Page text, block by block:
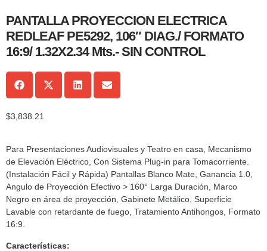
PANTALLA PROYECCION ELECTRICA
REDLEAF PE5292, 106″ DIAG./ FORMATO
16:9/ 1.32X2.34 Mts.- SIN CONTROL
$3,838.21
Para Presentaciones Audiovisuales y Teatro en casa, Mecanismo
de Elevación Eléctrico, Con Sistema Plug-in para Tomacorriente.
(Instalación Fácil y Rápida) Pantallas Blanco Mate, Ganancia 1.0,
Angulo de Proyección Efectivo > 160° Larga Duración, Marco
Negro en área de proyección, Gabinete Metálico, Superficie
Lavable con retardante de fuego, Tratamiento Antihongos, Formato
16:9.
Características: